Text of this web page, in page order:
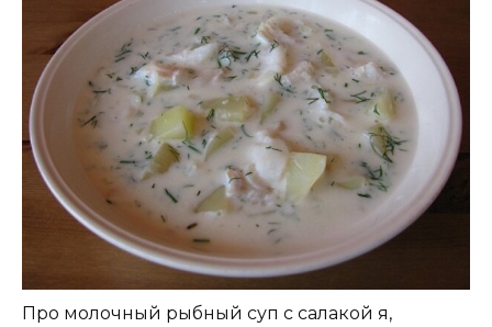
Про молочный рыбный суп с салакой я,